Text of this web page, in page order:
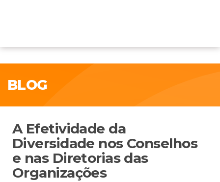
BLOG
A Efetividade da
Diversidade nos Conselhos
e nas Diretorias das
Organizações